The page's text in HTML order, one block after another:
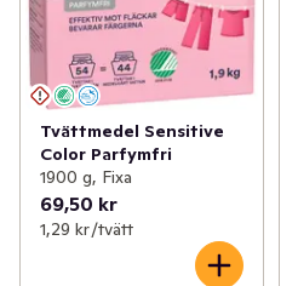
Tvättmedel Sensitive
Color Parfymfri
1900 g, Fixa
69,50 kr
1,29 kr /tvätt